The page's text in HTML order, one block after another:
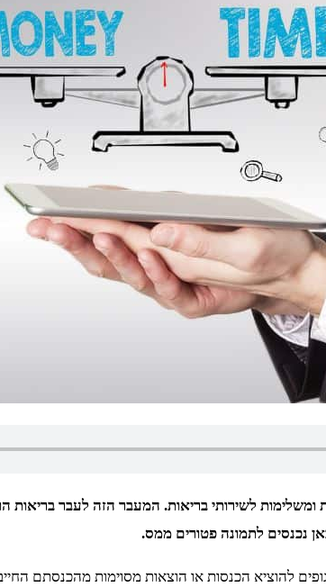
ומשלימות לשירותי בריאות. המעבר הזה לעבר
נכנסים לתמונה פטורים ממס.
להוציא הכנסות או הוצאות מסוימות מהכנסתם